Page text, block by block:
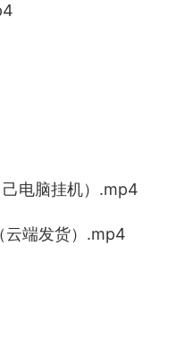
己电脑挂机）.mp4
云端发货）.mp4